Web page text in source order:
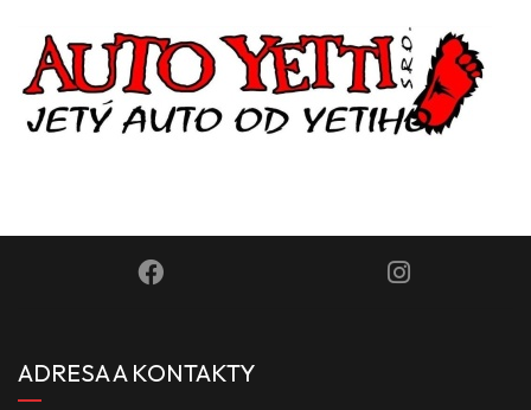
ADRESA A KONTAKTY